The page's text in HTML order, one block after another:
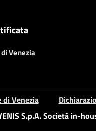
Venezia
di Venezia
S.p.A. Società in-